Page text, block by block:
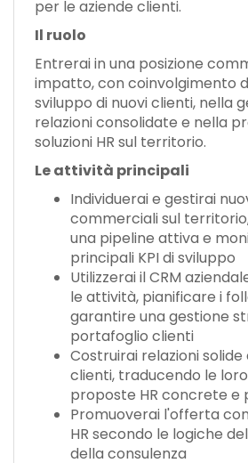
per le aziende clienti.
Il ruolo
Entrerai in una posizione
impatto, con coinvolgimento
sviluppo di nuovi clienti, nella
relazioni consolidate e nella
soluzioni HR sul territorio.
Le attività principali
Individuerai e gestirai
commerciali sul
una pipeline attiva e
principali KPI di sviluppo
Utilizzerai il CRM
le attività, pianificare i
garantire una gestione
portafoglio clienti
Costruirai relazioni solide
clienti, traducendo le
proposte HR concrete e
Promuoverai l'offerta
HR secondo le logiche
della consulenza